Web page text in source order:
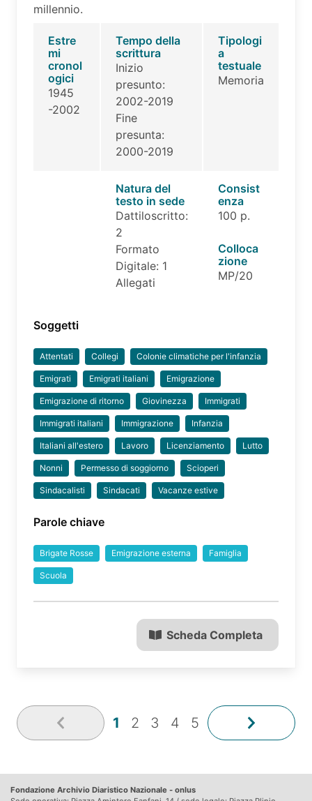
millennio.
Estre
mi
cronol
ogici
1945
-2002
Tempo della
scrittura
Inizio
presunto:
2002-2019
Fine
presunta:
2000-2019
Tipologi
a
testuale
Memoria
Natura del
testo in sede
Dattiloscritto:
2
Formato
Digitale: 1
Allegati
Consist
enza
100 p.
Colloca
zione
MP/20
Soggetti
Attentati Collegi Colonie climatiche per l'infanzia
Emigrati Emigrati italiani Emigrazione
Emigrazione di ritorno Giovinezza Immigrati
Immigrati italiani Immigrazione Infanzia
Italiani all'estero Lavoro Licenziamento Lutto
Nonni Permesso di soggiorno Scioperi
Sindacalisti Sindacati Vacanze estive
Parole chiave
Brigate Rosse Emigrazione esterna Famiglia
Scuola
Scheda Completa
1 2 3 4 5
Fondazione Archivio Diaristico Nazionale - onlus